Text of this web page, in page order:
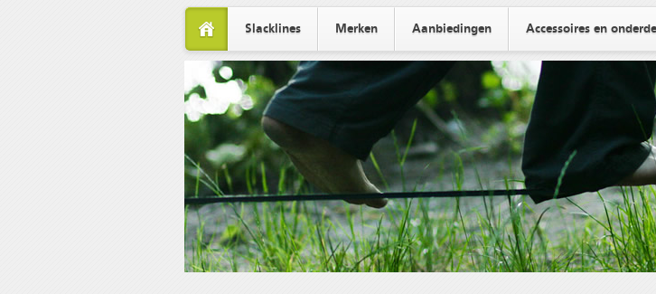
Slacklines Merken Aanbiedingen Accessoires en